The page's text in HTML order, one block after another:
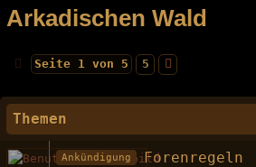
Arkadischen Wald
Seite 1 von 5 5
Themen
Ankündigung Forenregeln